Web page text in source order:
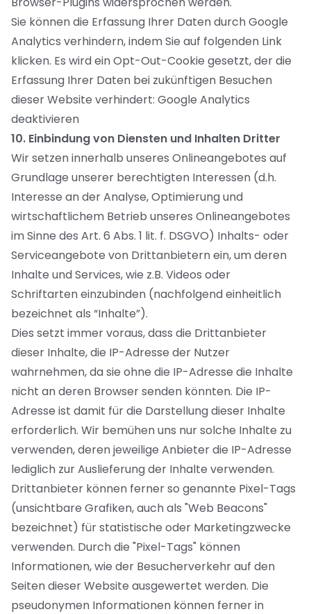
Sie können die Erfassung Ihrer Daten durch Google
Analytics verhindern, indem Sie auf folgenden Link
klicken. Es wird ein Opt-Out-Cookie gesetzt, der die
Erfassung Ihrer Daten bei zukünftigen Besuchen
dieser Website verhindert: Google Analytics
deaktivieren
10. Einbindung von Diensten und Inhalten Dritter
Wir setzen innerhalb unseres Onlineangebotes auf
Grundlage unserer berechtigten Interessen (d.h.
Interesse an der Analyse, Optimierung und
wirtschaftlichem Betrieb unseres Onlineangebotes
im Sinne des Art. 6 Abs. 1 lit. f. DSGVO) Inhalts- oder
Serviceangebote von Drittanbietern ein, um deren
Inhalte und Services, wie z.B. Videos oder
Schriftarten einzubinden (nachfolgend einheitlich
bezeichnet als “Inhalte”).
Dies setzt immer voraus, dass die Drittanbieter
dieser Inhalte, die IP-Adresse der Nutzer
wahrnehmen, da sie ohne die IP-Adresse die Inhalte
nicht an deren Browser senden könnten. Die IP-
Adresse ist damit für die Darstellung dieser Inhalte
erforderlich. Wir bemühen uns nur solche Inhalte zu
verwenden, deren jeweilige Anbieter die IP-Adresse
lediglich zur Auslieferung der Inhalte verwenden.
Drittanbieter können ferner so genannte Pixel-Tags
(unsichtbare Grafiken, auch als "Web Beacons"
bezeichnet) für statistische oder Marketingzwecke
verwenden. Durch die "Pixel-Tags" können
Informationen, wie der Besucherverkehr auf den
Seiten dieser Website ausgewertet werden. Die
pseudonymen Informationen können ferner in